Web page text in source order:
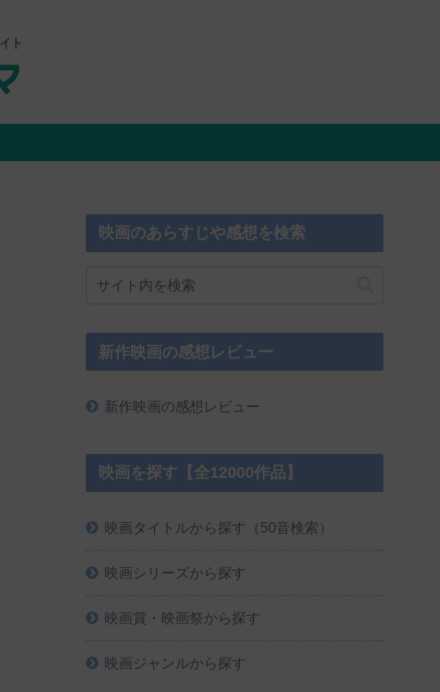
映画のあらすじや感想を検索
新作映画の感想レビュー
新作映画の感想レビュー
映画を探す【全12000作品】
映画タイトルから探す（50音検索）
映画シリーズから探す
映画賞・映画祭から探す
映画ジャンルから探す